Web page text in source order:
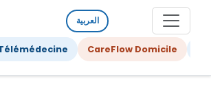
العربية
CareFlow Domicile